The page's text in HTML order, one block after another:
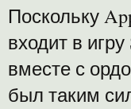
Поскольку
входит в
вместе с
был таким